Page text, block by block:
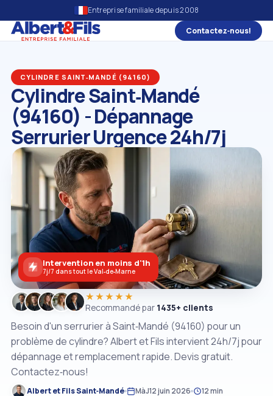
Entreprise familiale depuis 2008
Contactez‑nous!
CYLINDRE SAINT‑MANDÉ (94160)
Cylindre Saint‑Mandé
(94160) - Dépannage
Serrurier Urgence 24h/7j
Besoin d'un serrurier à Saint‑Mandé (94160) pour un
problème de cylindre? Albert et Fils intervient 24h/7j pour
dépannage et remplacement rapide. Devis gratuit.
Contactez‑nous!
Albert et Fils Saint‑Mandé MàJ12 juin 2026 12 min
★★★★★
Recommandé par 1435+ clients
Intervention en moins d'1h
7j/7 dans tout le Val‑de‑Marne